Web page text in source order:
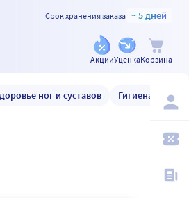
Срок хранения заказа ~ 5 дней
АкцииУценкаКорзина
ног и суставов Гигиена и уход